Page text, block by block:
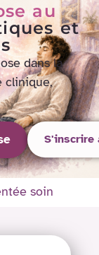
au
et
dans la
clinique,
S'inscrire
soin